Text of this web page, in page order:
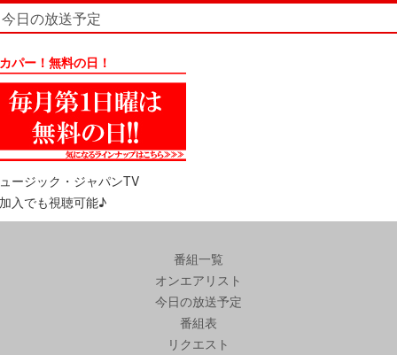
今日の放送予定
パー！無料の日！
ージック・ジャパンTV
入でも視聴可能♪
番組一覧
オンエアリスト
今日の放送予定
番組表
リクエスト